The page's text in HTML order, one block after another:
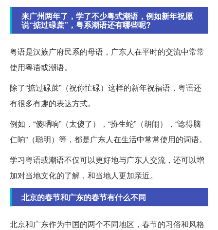
来广州两年了，学了不少粤式潮语，例如新年祝愿
说“掂过碌蔗”，粤系潮语还有哪些呢?
粤语是汉族广府民系的母语，广东人在平时的交流中常常
使用粤语或潮语。
除了“掂过碌蔗”（祝你忙碌）这样的新年祝福语，粤语还
有很多有趣的表达方式。
例如，“傻嗮响”（太傻了），“扮生蛇”（胡闹），“谂得脑
仁响”（聪明）等，都是广东人在生活中常常使用的词语。
学习粤语或潮语不仅可以更好地与广东人交流，还可以增
加对当地文化的了解，和当地人更加亲近。
北京的春节和广东的春节有什么不同
北京和广东作为中国的两个不同地区，春节的习俗和风格